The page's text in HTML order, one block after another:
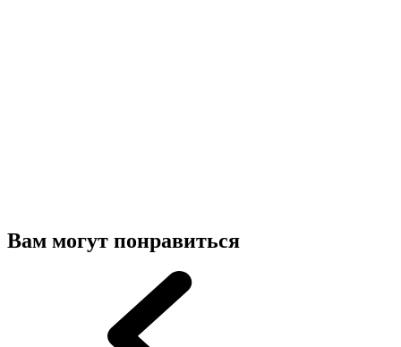
Вам могут понравиться